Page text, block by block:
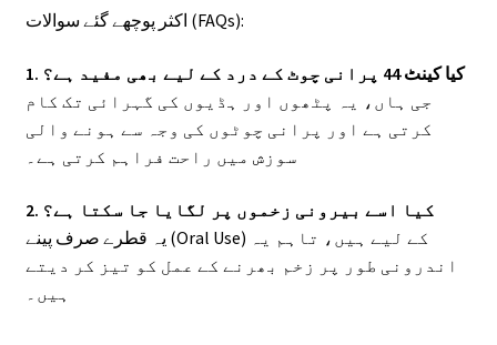
اکثر پوچھے گئے سوالات (FAQs):
1. کیا کینٹ 44 پرانی چوٹ کے درد کے لیے بھی مفید ہے؟
جی ہاں، یہ پٹھوں اور ہڈیوں کی گہرائی تک کام
کرتی ہے اور پرانی چوٹوں کی وجہ سے ہونے والی
سوزش میں راحت فراہم کرتی ہے۔
2. کیا اسے بیرونی زخموں پر لگایا جا سکتا ہے؟
یہ قطرے صرف پینے (Oral Use) کے لیے ہیں، تاہم یہ
اندرونی طور پر زخم بھرنے کے عمل کو تیز کر دیتے
ہیں۔